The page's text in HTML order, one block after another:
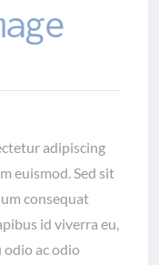
adipiscing
euismod. Sed sit
consequat
id viverra eu,
odio ac odio